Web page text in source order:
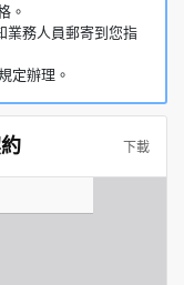
。
業務人員郵寄到您指
定辦理。
下載